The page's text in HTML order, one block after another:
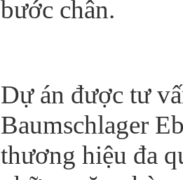
bước chân.
Dự án được tư
Baumschlager
thương hiệu đa